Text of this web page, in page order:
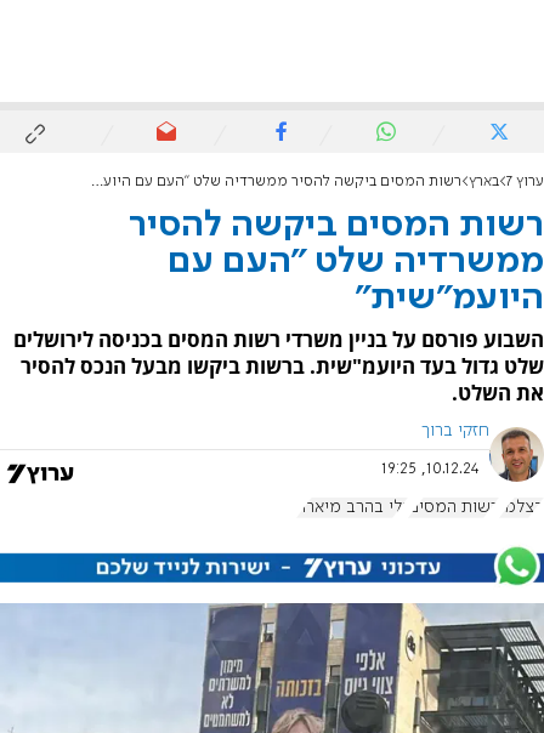
ערוץ 7 בארץ רשות המסים ביקשה להסיר ממשרדיה שלט "העם עם היועמ"שית"
רשות המסים ביקשה להסיר
ממשרדיה שלט "העם עם
היועמ"שית"
השבוע פורסם על בניין משרדי רשות המסים בכניסה לירושלים
שלט גדול בעד היועמ"שית. ברשות ביקשו מבעל הנכס להסיר
את השלט.
חזקי ברוך
10.12.24, 19:25
בצלמו רשות המסים גלי בהרב מיארה